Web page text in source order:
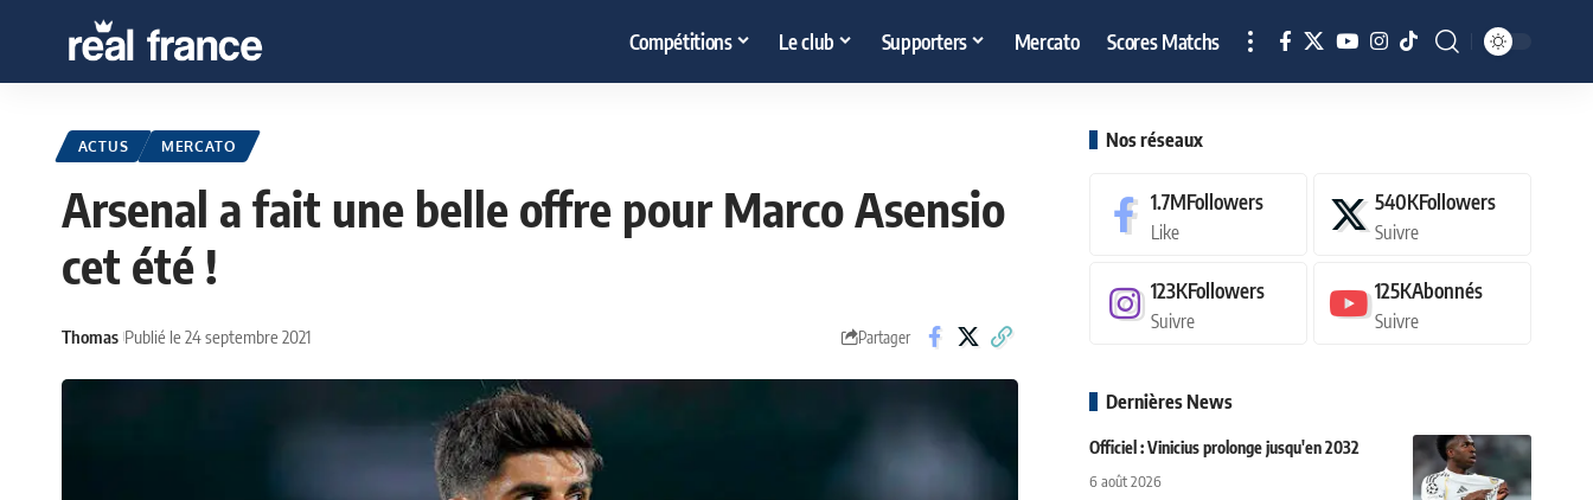
Compétitions Le club Supporters Mercato Scores Matchs
ACTUS MERCATO
Arsenal a fait une belle offre pour Marco Asensio
cet été !
Thomas Publié le 24 septembre 2021 Partager
Nos réseaux
1.7MFollowers
Like
540KFollowers
Suivre
123KFollowers
Suivre
125KAbonnés
Suivre
Dernières News
Officiel : Vinicius prolonge jusqu'en 2032
6 août 2026